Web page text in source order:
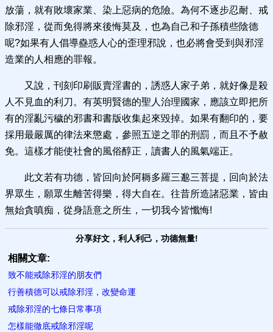
放蕩，就有敗壞家業、染上惡病的危險。為何不逐步忍耐、戒
除邪淫，從而免得將來後悔莫及，也為自己和子孫積些陰德
呢?如果有人倡導蠱惑人心的歪理邪說，也必將會受到與邪淫
造業的人相應的罪報。
又說，刊刻印刷販賣淫書的，誘惑人家子弟，就好像是殺
人不見血的利刀。有英明賢德的聖人治理國家，應該立即把所
有的淫亂污穢的邪書和書版收集起來毀掉。如果有翻印的，要
採用最嚴厲的律法來懲處，參照五逆之罪的刑罰，而且不予赦
免。這樣才能使社會的風俗醇正，讀書人的風氣端正。
此文若有功德，皆回向於阿耨多羅三邈三菩提，回向於法
界眾生，願眾生離苦得樂，得大自在。往昔所造諸惡業，皆由
無始貪嗔痴，從身語意之所生，一切我今皆懺悔!
分享好文，利人利己，功德無量!
相關文章:
致不能戒除邪淫的朋友們
行善積德可以戒除邪淫，改變命運
戒除邪淫的七條日常事項
怎樣能徹底戒除邪淫呢